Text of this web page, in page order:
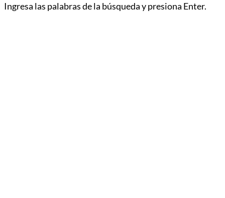
Ingresa las palabras de la búsqueda y presiona Enter.